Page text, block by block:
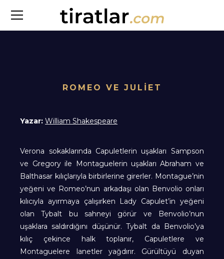
ROMEO VE JULİET
Yazar: William Shakespeare
Verona sokaklarında Capuletlerin uşakları Sampson
ve Gregory ile Montaguelerin uşakları Abraham ve
Balthasar kılıçlarıyla birbirlerine girerler. Montague’nin
yeğeni ve Romeo’nun arkadaşı olan Benvolio onları
kılıcıyla ayırmaya çalışırken Lady Capulet’in yeğeni
olan Tybalt bu sahneyi görür ve Benvolio’nun
uşaklara saldırdığını düşünür. Tybalt da Benvolio’ya
kılıç çekince halk toplanır, Capuletlere ve
Montaguelere lanetler yağdırır. Gürültüyü duyan